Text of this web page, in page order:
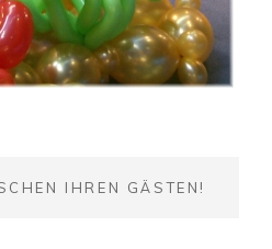
IHREN GÄSTEN!